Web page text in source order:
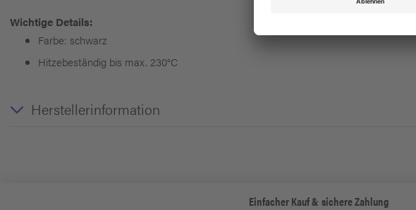
Wichtige Details:
Farbe: schwarz
Hitzebeständig bis max. 230°C
Herstellerinformation
Einfacher Kauf & sichere Zahlung